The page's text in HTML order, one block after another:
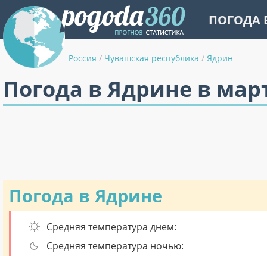
ПОГОДА
Россия / Чувашская республика / Ядрин
Погода в Ядрине в
Погода в Ядрине
Средняя температура днем:
Средняя температура ночью: